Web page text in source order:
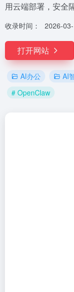
用云端部署，安全
收录时间： 2026-
打开网站
AI办公 AI
# OpenClaw